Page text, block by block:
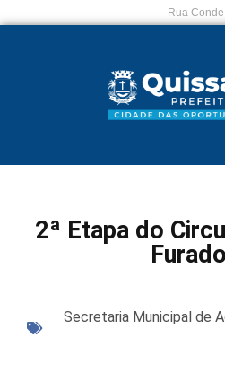
Rua
2ª Etapa do
Secretaria Municipal de